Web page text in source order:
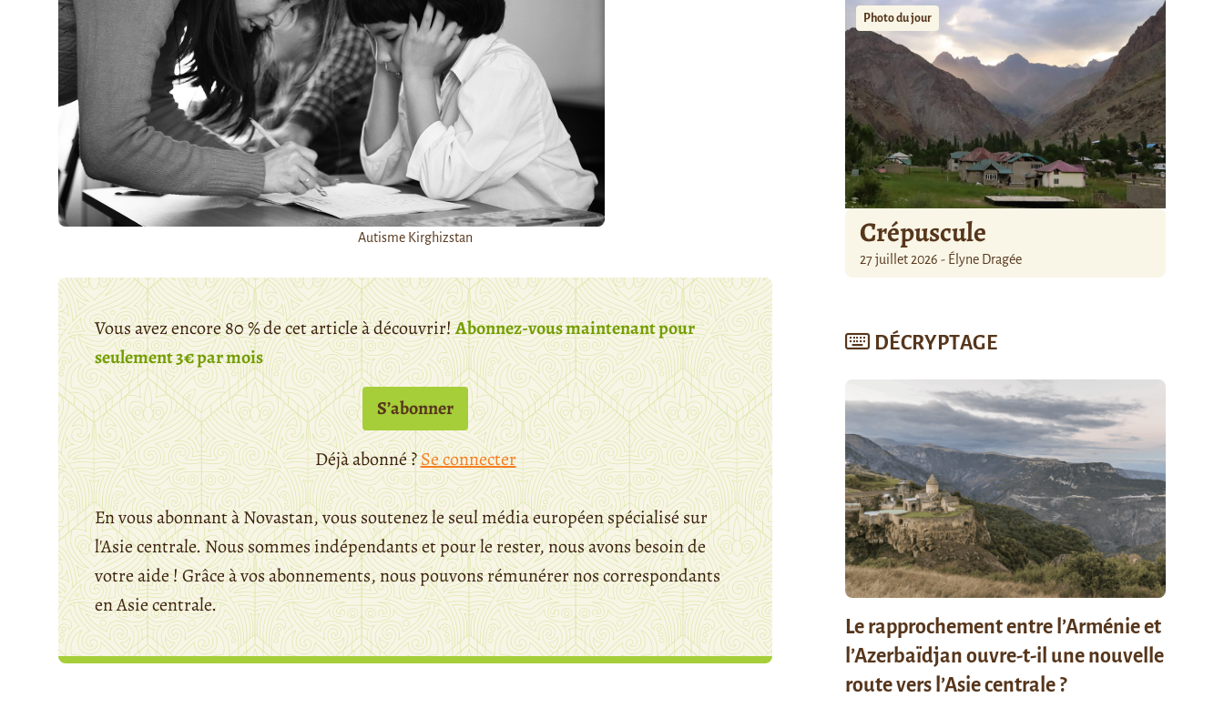
Autisme Kirghizstan
Vous avez encore 80 % de cet article à découvrir!Abonnez-vous maintenant pour
seulement 3€ par mois
S’abonner
Déjà abonné ?Se connecter
En vous abonnant à Novastan, vous soutenez le seul média européen spécialisé sur
l'Asie centrale. Nous sommes indépendants et pour le rester, nous avons besoin de
votre aide ! Grâce à vos abonnements, nous pouvons rémunérer nos correspondants
en Asie centrale.
Photo du jour
Crépuscule
27 juillet 2026 - Élyne Dragée
DÉCRYPTAGE
Le rapprochement entre l’Arménie et
l’Azerbaïdjan ouvre-t-il une nouvelle
route vers l’Asie centrale ?